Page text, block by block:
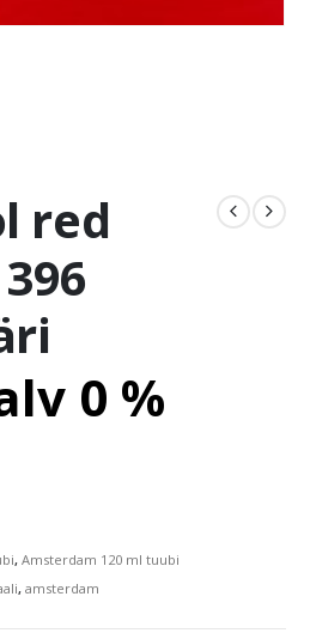
red
0 %
, Amsterdam 120 ml tuubi
, amsterdam